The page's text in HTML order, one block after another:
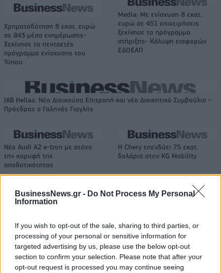
BusinessNews.gr - Do Not Process My Personal
Information
If you wish to opt-out of the sale, sharing to third parties, or
processing of your personal or sensitive information for
targeted advertising by us, please use the below opt-out
section to confirm your selection. Please note that after your
opt-out request is processed you may continue seeing
Χρηματοδότηση 8 εκατ. ευρώ
σε 843 μέσα ενημέρωσης-
Ξεκίνησε το πενταετές
πρόγραμμα ενίσχυσης του
Τύπου
Media: Με ενίσχυση 8 εκατ.
ευρώ σε 451 επιχειρήσεις
ξεκίνησε το πρόγραμμα
στήριξης- Κάλυψη εισφορών
ΕΔΟΕΑΠ
IAB Hellas: Νέα Διοικούσα Επιτροπή και νέο Διοικητικό Συμβούλιο -
Πρόεδρος ο Γαληνός Γιαγλής
Νέο Audi A2 e-tron με στόχο
την κορυφή της
αποδοτικότητας
Η Chery επενδύει 75 εκατ.
δολάρια στην KG Mobility
Το FIAT 500 Hybrid τώρα από 18.990 ευρώ
Ουκρανία: Με Μίχαϊλιουκ και
Λεν κόντρα στην Ελλάδα
Πάρκερ: «Όνειρό μου να
κατακτήσω το ΝΒΑ Europe με τη
Βιλερμπάν» - Η διευκρινιστική
ανάρτηση που έκανε